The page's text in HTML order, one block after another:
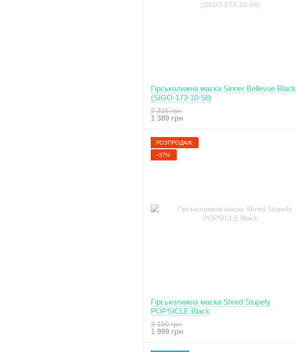
Гірськолижна маска Sinner Bellevue Black
(SIGO-173-10-58)
2 316 грн
1 389 грн
РОЗПРОДАЖ
−37%
Гірськолижна маска Shred Stupefy
POPSICLE Black
3 150 грн
1 999 грн